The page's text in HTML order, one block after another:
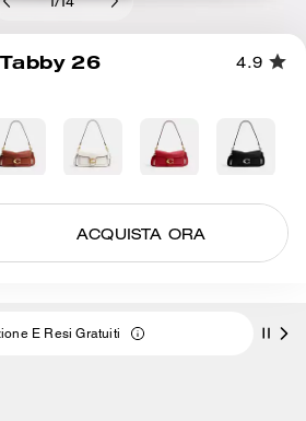
1/14
26 4.9
ACQUISTA ORA
E Resi Gratuiti